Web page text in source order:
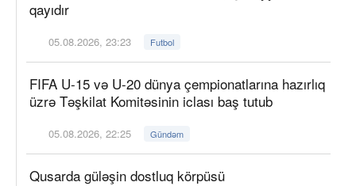
qayıdır
05.08.2026, 23:23 Futbol
FIFA U-15 və U-20 dünya çempionatlarına hazırlıq
üzrə Təşkilat Komitəsinin iclası baş tutub
05.08.2026, 22:25 Gündəm
Qusarda güləşin dostluq körpüsü